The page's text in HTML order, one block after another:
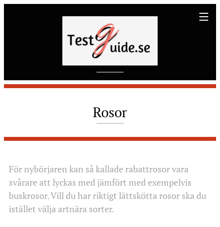
Rosor
För nybörjaren kan så kallade rabattrosor vara
svårare att lyckas med jämfört med exempelvis
buskrosor. Vill du har riktigt lättskötta rosor ska du
istället välja artnära sorter.